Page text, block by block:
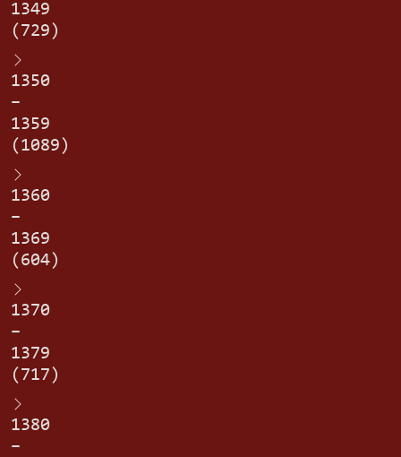
1349
(729)
1350
–
1359
(1089)
1360
–
1369
(604)
1370
–
1379
(717)
1380
–